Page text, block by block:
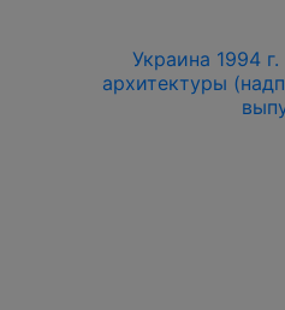
Украина 1994
архитектуры